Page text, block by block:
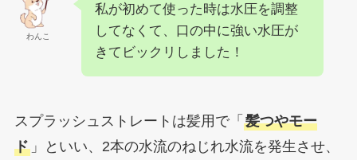
わんこ
私が初めて使った時は水圧を調整
してなくて、口の中に強い水圧が
きてビックリしました！
スプラッシュストレートは髪用で「 髪つやモー
ド」といい、2本の水流のねじれ水流を発生させ、